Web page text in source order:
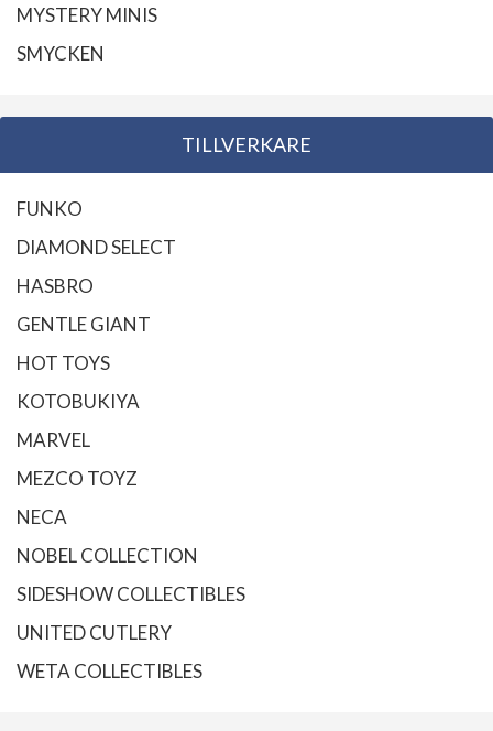
MYSTERY MINIS
SMYCKEN
TILLVERKARE
FUNKO
DIAMOND SELECT
HASBRO
GENTLE GIANT
HOT TOYS
KOTOBUKIYA
MARVEL
MEZCO TOYZ
NECA
NOBEL COLLECTION
SIDESHOW COLLECTIBLES
UNITED CUTLERY
WETA COLLECTIBLES